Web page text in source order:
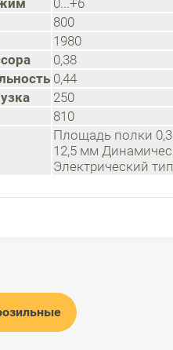
0...+6
800
1980
0,38
0,44
250
810
Площадь полки
12,5 мм
Электрический